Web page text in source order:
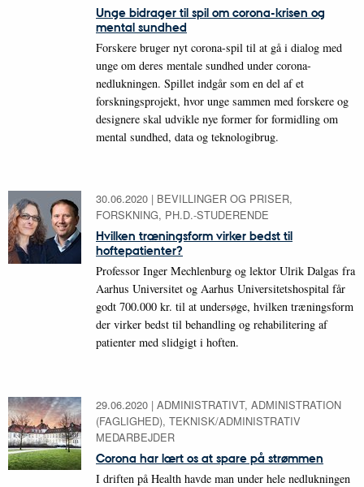
Unge bidrager til spil om corona-krisen og
mental sundhed
Forskere bruger nyt corona-spil til at gå i dialog med
unge om deres mentale sundhed under corona-
nedlukningen. Spillet indgår som en del af et
forskningsprojekt, hvor unge sammen med forskere og
designere skal udvikle nye former for formidling om
mental sundhed, data og teknologibrug.
30.06.2020 | BEVILLINGER OG PRISER,
FORSKNING, PH.D.-STUDERENDE
Hvilken træningsform virker bedst til
hoftepatienter?
Professor Inger Mechlenburg og lektor Ulrik Dalgas fra
Aarhus Universitet og Aarhus Universitetshospital får
godt 700.000 kr. til at undersøge, hvilken træningsform
der virker bedst til behandling og rehabilitering af
patienter med slidgigt i hoften.
29.06.2020 | ADMINISTRATIVT, ADMINISTRATION
(FAGLIGHED), TEKNISK/ADMINISTRATIV
MEDARBEJDER
Corona har lært os at spare på strømmen
I driften på Health havde man under hele nedlukningen